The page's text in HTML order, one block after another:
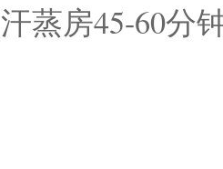
蒸房45-60分